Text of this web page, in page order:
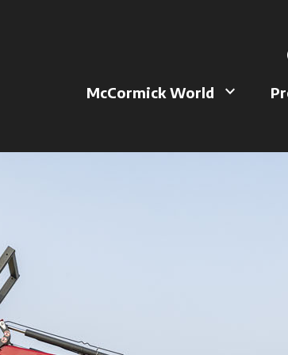
McCormick World keyboard_arrow_down